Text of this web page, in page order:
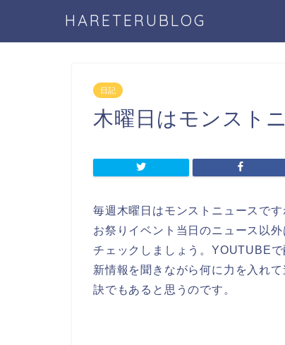
HARETERUBLOG
日記
木曜日はモンスト
毎週木曜日はモンストニュースです
お祭りイベント当日のニュース以
チェックしましょう。YOUTUBE
新情報を聞きながら何に力を入れ
訣でもあると思うのです。